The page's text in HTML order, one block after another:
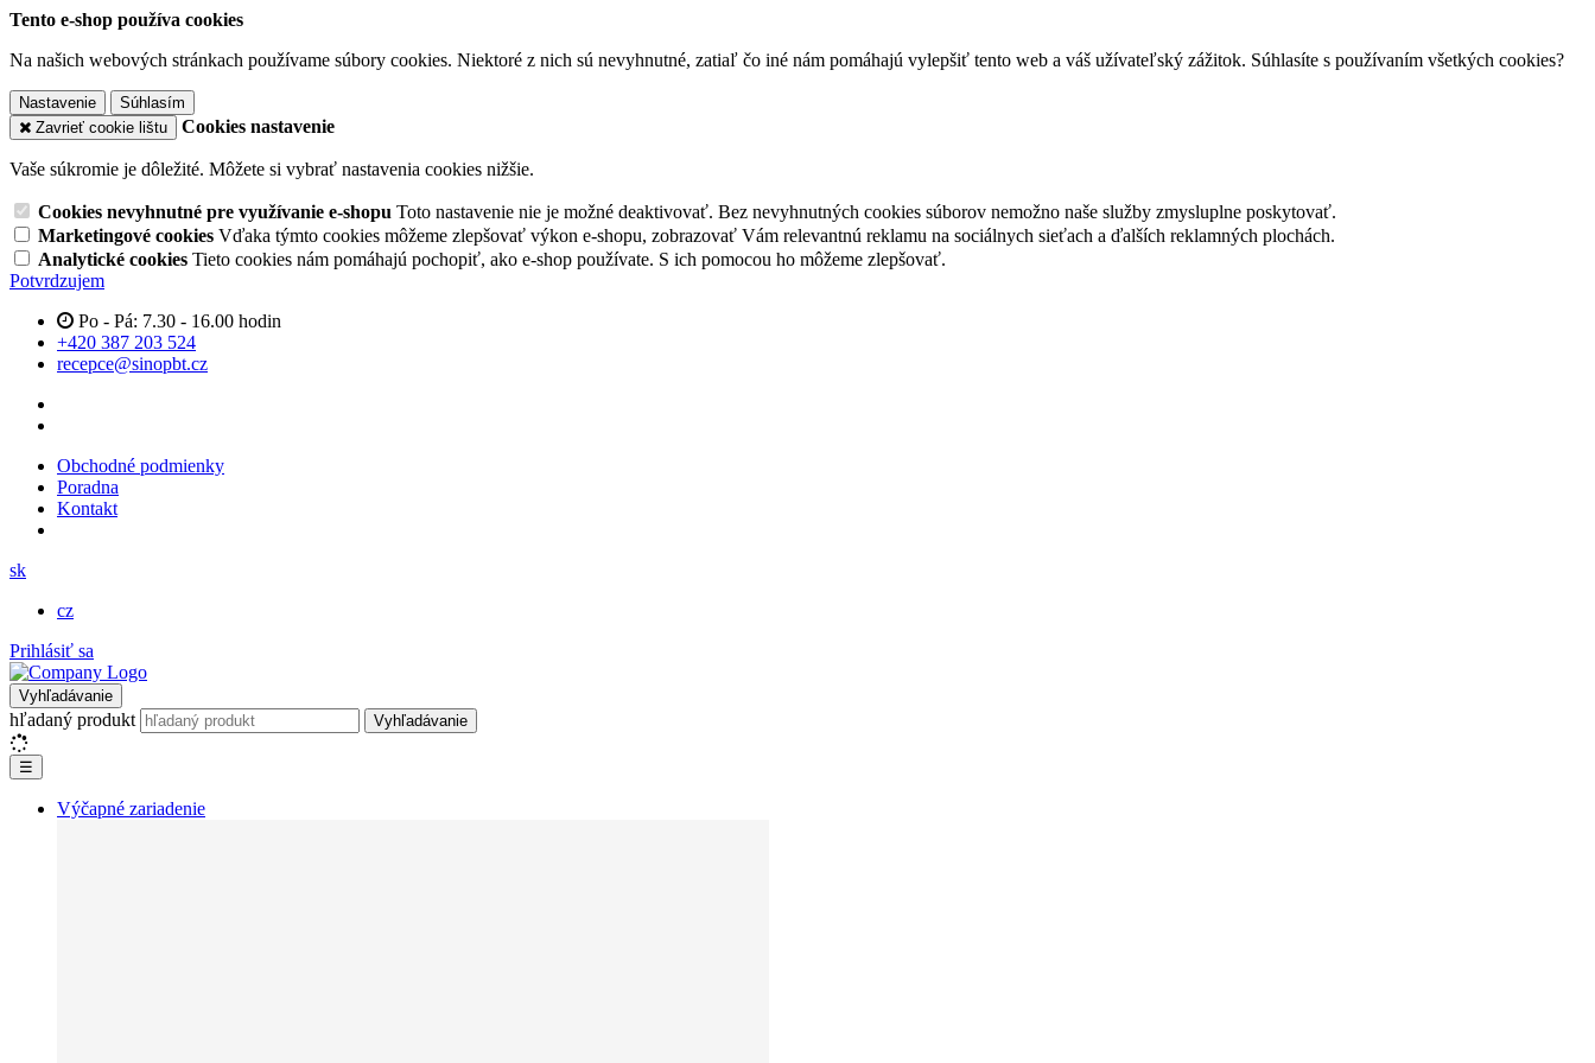
Tento e-shop používa cookies
Na našich webových stránkach používame súbory cookies. Niektoré z nich sú nevyhnutné, zatiaľ čo iné nám pomáhajú vylepšiť tento web a váš užívateľský zážitok. Súhlasíte s používaním všetkých cookies?
Nastavenie
Súhlasím
Zavrieť cookie lištu
Cookies nastavenie
Vaše súkromie je dôležité. Môžete si vybrať nastavenia cookies nižšie.
Cookies nevyhnutné pre využívanie e-shopu Toto nastavenie nie je možné deaktivovať. Bez nevyhnutných cookies súborov nemožno naše služby zmysluplne poskytovať.
Marketingové cookies Vďaka týmto cookies môžeme zlepšovať výkon e-shopu, zobrazovať Vám relevantnú reklamu na sociálnych sieťach a ďalších reklamných plochách.
Analytické cookies Tieto cookies nám pomáhajú pochopiť, ako e-shop používate. S ich pomocou ho môžeme zlepšovať.
Potvrdzujem
Po - Pá: 7.30 - 16.00 hodin
+420 387 203 524
recepce@sinopbt.cz
Obchodné podmienky
Poradna
Kontakt
sk
cz
Prihlásiť sa
Vyhľadávanie
hľadaný produkt Vyhľadávanie
☰
Výčapné zariadenie